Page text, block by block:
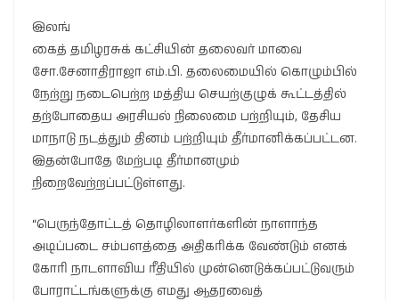
இலங்
கைத் தமிழரசுக் கட்சியின் தலைவர் மாவை
சோ.சேனாதிராஜா எம்.பி. தலைமையில் கொழும்பில்
நேற்று நடைபெற்ற மத்திய செயற்குழுக் கூட்டத்தில்
தற்போதைய அரசியல் நிலைமை பற்றியும், தேசிய
மாநாடு நடத்தும் தினம் பற்றியும் தீர்மானிக்கப்பட்டன.
இதன்போதே மேற்படி தீர்மானமும்
நிறைவேற்றப்பட்டுள்ளது.
“பெருந்தோட்டத் தொழிலாளர்களின் நாளாந்த
அடிப்படை சம்பளத்தை அதிகரிக்க வேண்டும் எனக்
கோரி நாடளாவிய ரீதியில் முன்னெடுக்கப்பட்டுவரும்
போராட்டங்களுக்கு எமது ஆதரவைத்